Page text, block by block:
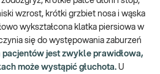
wzrost, krótki grzbiet nosa i wąska
wykształcona klatka piersiowa w
się do występowania zaburzeń
pacjentów jest zwykle prawidłowa,
może wystąpić głuchota. U